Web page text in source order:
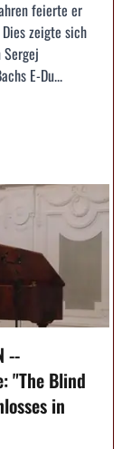
feierte er
zeigte sich
E-Du...
--
"The Blind
in